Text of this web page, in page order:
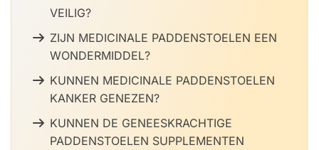
VEILIG?
ZIJN MEDICINALE PADDENSTOELEN EEN
WONDERMIDDEL?
KUNNEN MEDICINALE PADDENSTOELEN
KANKER GENEZEN?
KUNNEN DE GENEESKRACHTIGE
PADDENSTOELEN SUPPLEMENTEN